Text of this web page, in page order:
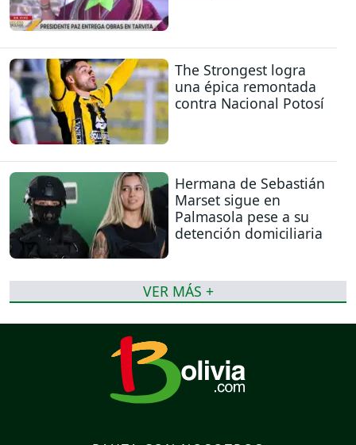
The Strongest logra
una épica remontada
contra Nacional Potosí
Hermana de Sebastián
Marset sigue en
Palmasola pese a su
detención domiciliaria
VER MÁS +